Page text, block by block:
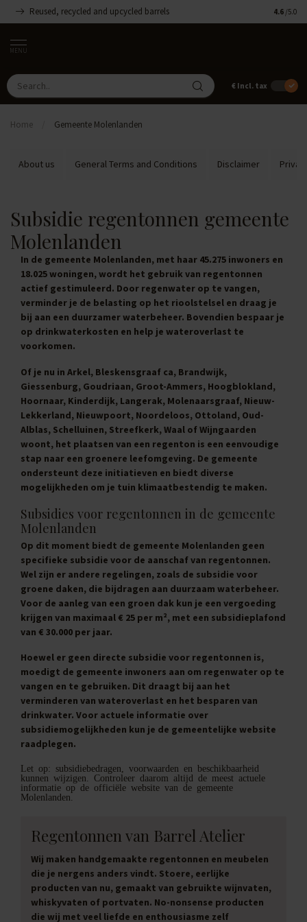
Reused, recycled and upcycled barrels 4.6 /5.0
MENU
€ Incl. tax
Home Gemeente Molenlanden
About us General Terms and Conditions Disclaimer
Subsidie regentonnen gemeente
Molenlanden
In de gemeente Molenlanden, met haar 45.275 inwoners en
18.025 woningen, wordt het gebruik van regentonnen
actief gestimuleerd. Door regenwater op te vangen,
verminder je de belasting op het rioolstelsel en draag je
bij aan een duurzamer waterbeheer. Bovendien bespaar je
op drinkwaterkosten en help je wateroverlast te
voorkomen.
Of je nu in Arkel, Bleskensgraaf ca, Brandwijk,
Giessenburg, Goudriaan, Groot-Ammers, Hoogblokland,
Hoornaar, Kinderdijk, Langerak, Molenaarsgraaf, Nieuw-
Lekkerland, Nieuwpoort, Noordeloos, Ottoland, Oud-
Alblas, Schelluinen, Streefkerk, Waal of Wijngaarden
woont, het plaatsen van een regenton is een eenvoudige
stap naar een groenere leefomgeving. De gemeente
ondersteunt deze initiatieven en biedt diverse
mogelijkheden om je tuin klimaatbestendig te maken.
Subsidies voor regentonnen in de gemeente
Molenlanden
Op dit moment biedt de gemeente Molenlanden geen
specifieke subsidie voor de aanschaf van regentonnen.
Wel zijn er andere regelingen, zoals de subsidie voor
groene daken, die bijdragen aan duurzaam waterbeheer.
Voor de aanleg van een groen dak kun je een vergoeding
krijgen van maximaal € 25 per m², met een subsidieplafond
van € 30.000 per jaar.
Hoewel er geen directe subsidie voor regentonnen is,
moedigt de gemeente inwoners aan om regenwater op te
vangen en te gebruiken. Dit draagt bij aan het
verminderen van wateroverlast en het besparen van
drinkwater. Voor actuele informatie over
subsidiemogelijkheden kun je de gemeentelijke website
raadplegen.
Let op: subsidiebedragen, voorwaarden en beschikbaarheid
kunnen wijzigen. Controleer daarom altijd de meest actuele
informatie op de officiële website van de gemeente
Molenlanden.
Regentonnen van Barrel Atelier
Wij maken handgemaakte regentonnen en meubelen
die je nergens anders vindt. Stoere, eerlijke
producten van nu, gemaakt van gebruikte wijnvaten,
whiskyvaten of portvaten. No-nonsense producten
die wij met veel liefde en enthousiasme zelf